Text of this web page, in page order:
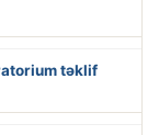
təklif